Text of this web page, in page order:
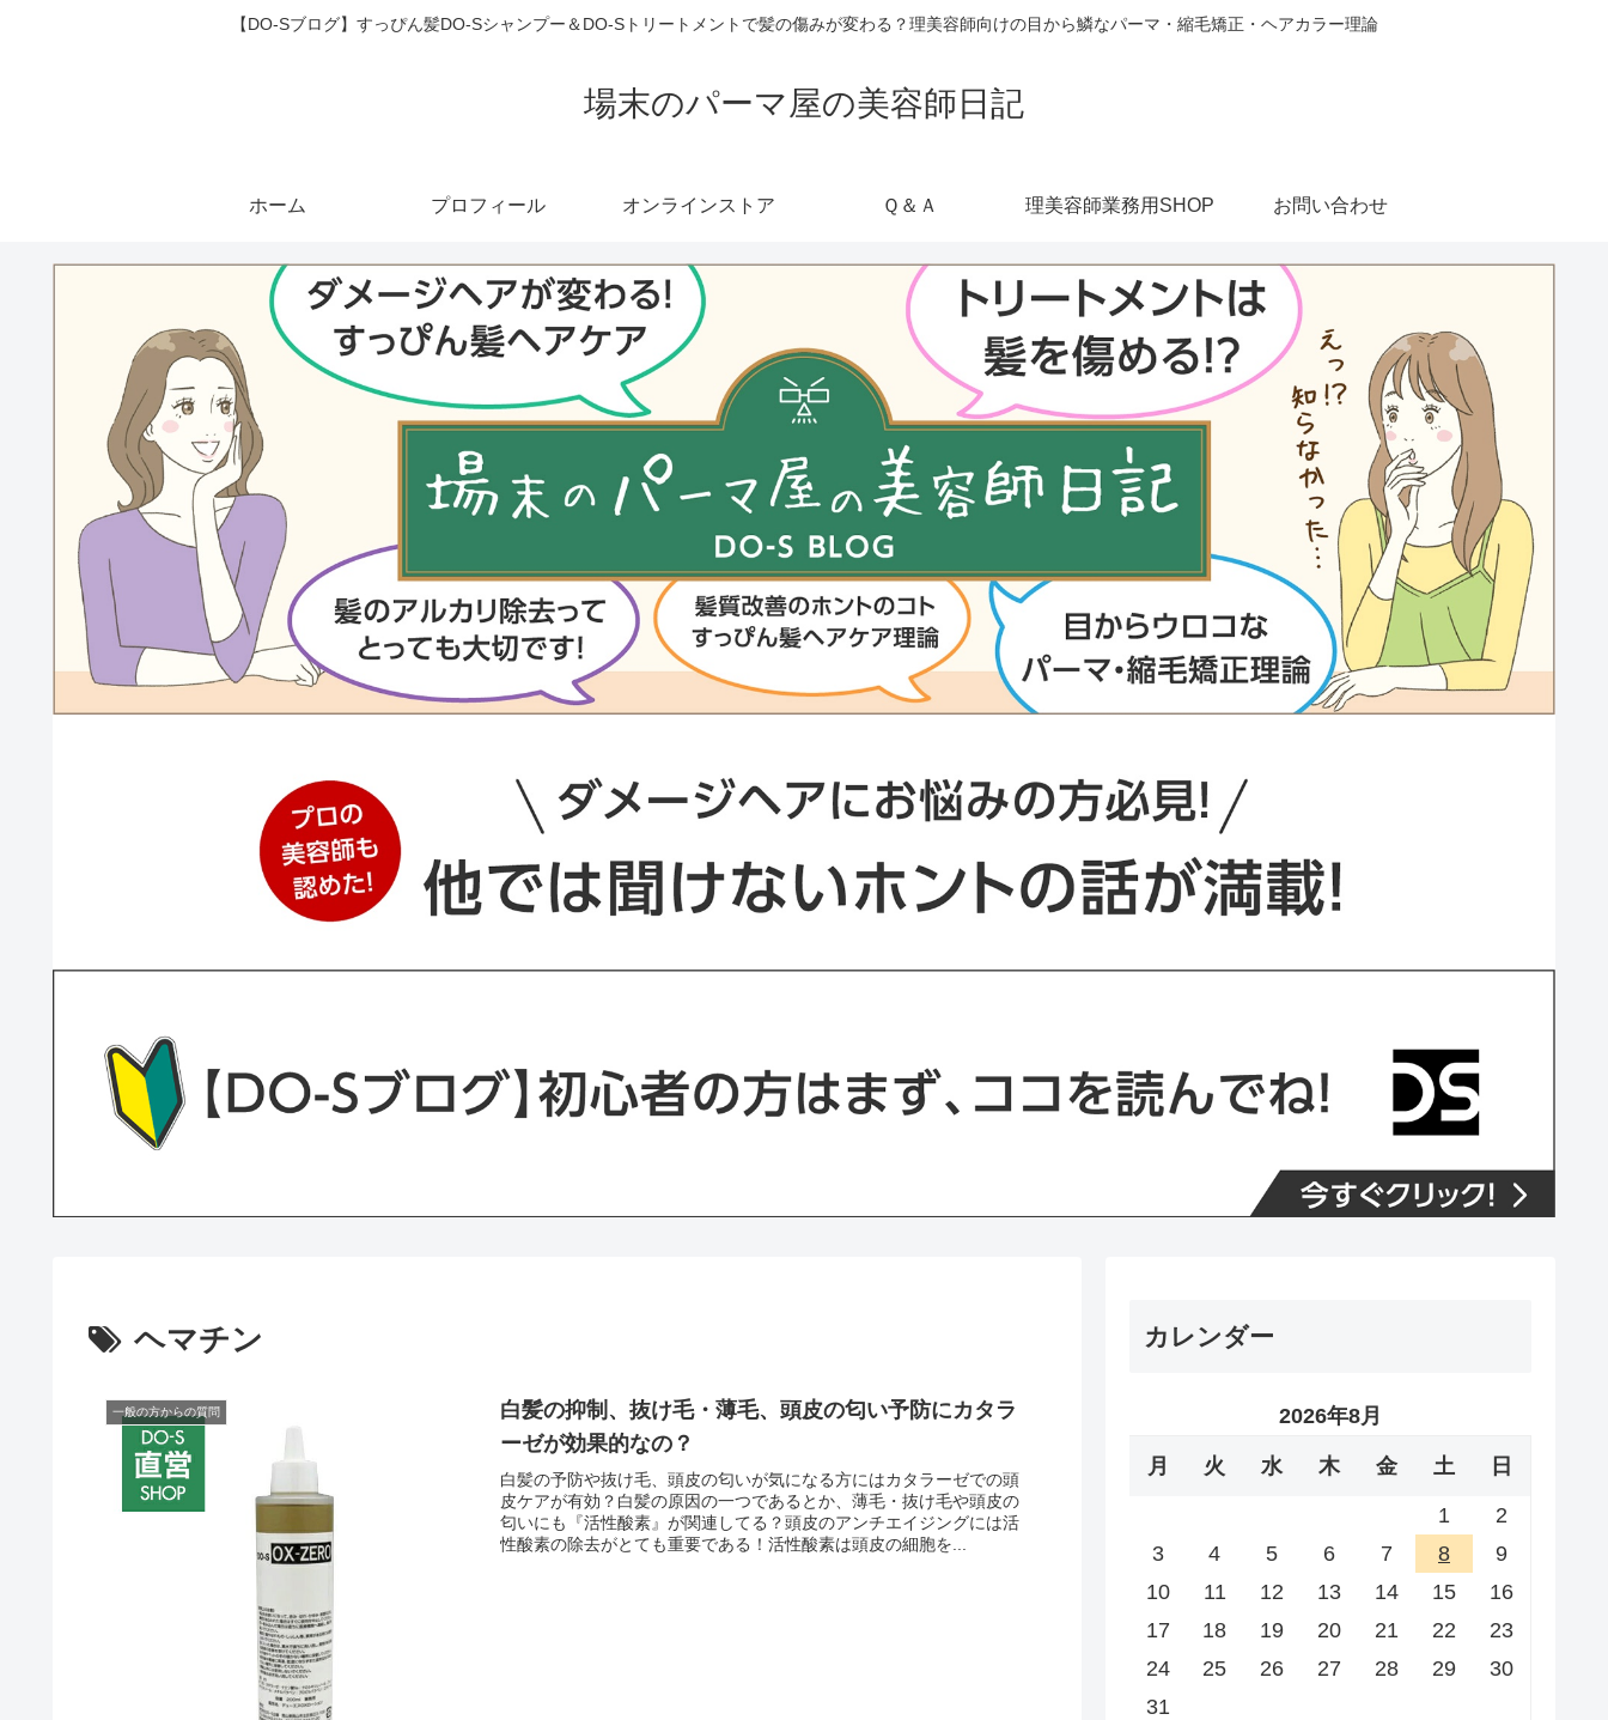
【DO-Sブログ】すっぴん髪DO-Sシャンプー＆DO-Sトリートメントで髪の傷みが変わる？理美容師向けの目から鱗なパーマ・縮毛矯正・ヘアカラー理論
場末のパーマ屋の美容師日記
ホーム プロフィール オンラインストア Ｑ＆Ａ 理美容師業務用SHOP お問い合わせ
ヘマチン
一般の方からの質問
白髪の抑制、抜け毛・薄毛、頭皮の匂い予防にカタラ
ーゼが効果的なの？
白髪の予防や抜け毛、頭皮の匂いが気になる方にはカタラーゼでの頭
皮ケアが有効？白髪の原因の一つであるとか、薄毛・抜け毛や頭皮の
匂いにも『活性酸素』が関連してる？頭皮のアンチエイジングには活
性酸素の除去がとても重要である！活性酸素は頭皮の細胞を...
カレンダー
2026年8月
月 火 水 木 金 土 日
1
2
3
4 5 6 7 8
9
10
11 12 13 14 15
16
17
18 19 20 21 22
23
24
25 26 27 28 29
30
31